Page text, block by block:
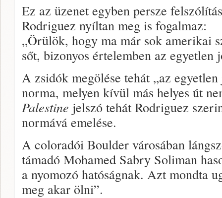
Ez az üzenet egyben persze
Rodriguez nyíltan meg is fogalmaz:
„Örülök, hogy ma már sok amerikai
sőt, bizonyos értelemben az egyetlen
A zsidók megölése tehát „az
norma, melyen kívül más helyes út
Palestine jelszó tehát Rodriguez
normává emelése.
A coloradói Boulder városában
támadó Mohamed Sabry Soliman
a nyomozó hatóságnak. Azt mondta
meg akar ölni”.